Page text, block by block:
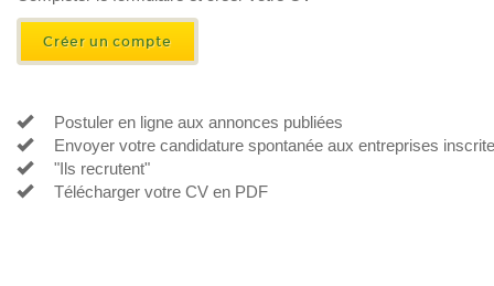
Créer un compte
Postuler en ligne aux annonces publiées
Envoyer votre candidature spontanée aux entreprises
"Ils recrutent"
Télécharger votre CV en PDF